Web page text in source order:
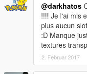
@darkhatos
!!!! Je l'ai mis
plus aucun
:D Manque
textures
2. Februar 2017